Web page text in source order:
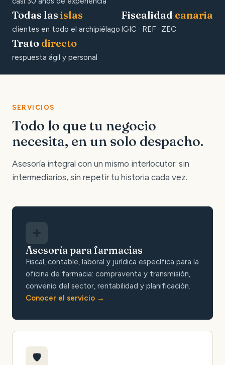
Todas las islas
clientes en todo el archipiélago
Fiscalidad canaria
IGIC · REF · ZEC
Trato directo
respuesta ágil y personal
SERVICIOS
Todo lo que tu negocio
necesita, en un solo despacho.
Asesoría integral con un mismo interlocutor: sin
intermediarios, sin repetir tu historia cada vez.
Asesoría para farmacias
Fiscal, contable, laboral y jurídica específica para la
oficina de farmacia: compraventa y transmisión,
convenio del sector, rentabilidad y planificación.
Conocer el servicio
🛡️